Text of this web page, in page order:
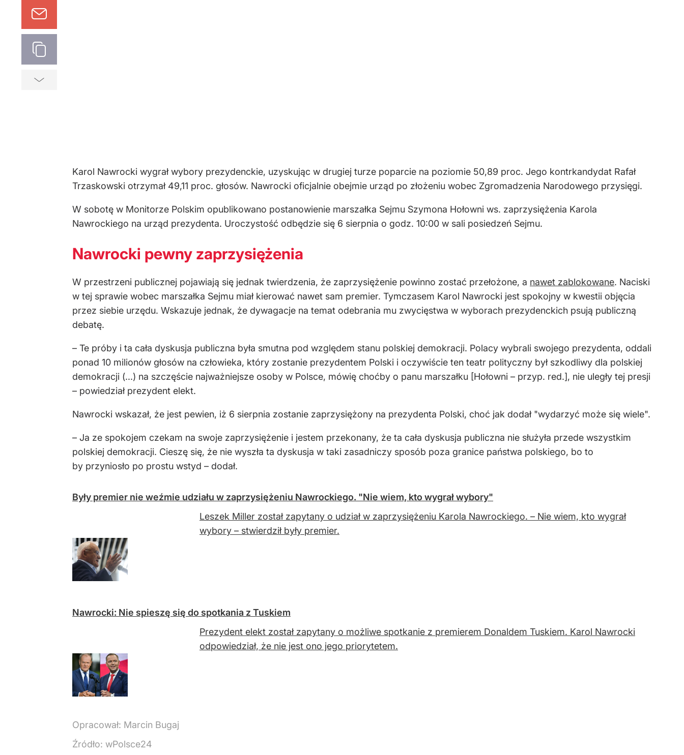
Karol Nawrocki wygrał wybory prezydenckie, uzyskując w drugiej turze poparcie na poziomie 50,89 proc. Jego kontrkandydat Rafał
Trzaskowski otrzymał 49,11 proc. głosów. Nawrocki oficjalnie obejmie urząd po złożeniu wobec Zgromadzenia Narodowego przysięgi.
W sobotę w Monitorze Polskim opublikowano postanowienie marszałka Sejmu Szymona Hołowni ws. zaprzysiężenia Karola
Nawrockiego na urząd prezydenta. Uroczystość odbędzie się 6 sierpnia o godz. 10:00 w sali posiedzeń Sejmu.
Nawrocki pewny zaprzysiężenia
W przestrzeni publicznej pojawiają się jednak twierdzenia, że zaprzysiężenie powinno zostać przełożone, a nawet zablokowane. Naciski
w tej sprawie wobec marszałka Sejmu miał kierować nawet sam premier. Tymczasem Karol Nawrocki jest spokojny w kwestii objęcia
przez siebie urzędu. Wskazuje jednak, że dywagacje na temat odebrania mu zwycięstwa w wyborach prezydenckich psują publiczną
debatę.
– Te próby i ta cała dyskusja publiczna była smutna pod względem stanu polskiej demokracji. Polacy wybrali swojego prezydenta, oddali
ponad 10 milionów głosów na człowieka, który zostanie prezydentem Polski i oczywiście ten teatr polityczny był szkodliwy dla polskiej
demokracji (...) na szczęście najważniejsze osoby w Polsce, mówię choćby o panu marszałku [Hołowni – przyp. red.], nie uległy tej presji
– powiedział prezydent elekt.
Nawrocki wskazał, że jest pewien, iż 6 sierpnia zostanie zaprzysiężony na prezydenta Polski, choć jak dodał "wydarzyć może się wiele".
– Ja ze spokojem czekam na swoje zaprzysiężenie i jestem przekonany, że ta cała dyskusja publiczna nie służyła przede wszystkim
polskiej demokracji. Cieszę się, że nie wyszła ta dyskusja w taki zasadniczy sposób poza granice państwa polskiego, bo to
by przyniosło po prostu wstyd – dodał.
Były premier nie weźmie udziału w zaprzysiężeniu Nawrockiego. "Nie wiem, kto wygrał wybory"
Leszek Miller został zapytany o udział w zaprzysiężeniu Karola Nawrockiego. – Nie wiem, kto wygrał
wybory – stwierdził były premier.
Nawrocki: Nie spieszę się do spotkania z Tuskiem
Prezydent elekt został zapytany o możliwe spotkanie z premierem Donaldem Tuskiem. Karol Nawrocki
odpowiedział, że nie jest ono jego priorytetem.
Opracował: Marcin Bugaj
Źródło: wPolsce24